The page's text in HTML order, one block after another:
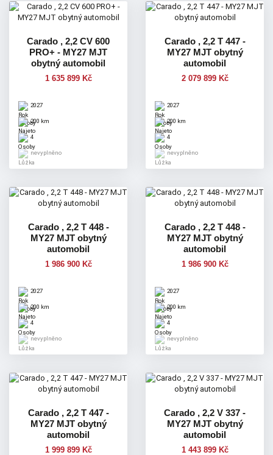
Carado , 2,2 CV 600
PRO+ - MY27 MJT
obytný automobil
1 635 899 Kč
2027
200 km
4
nevyplněno
Carado , 2,2 T 447 -
MY27 MJT obytný
automobil
2 079 899 Kč
2027
200 km
4
nevyplněno
Carado , 2,2 T 448 -
MY27 MJT obytný
automobil
1 986 900 Kč
2027
200 km
4
nevyplněno
Carado , 2,2 T 448 -
MY27 MJT obytný
automobil
1 986 900 Kč
2027
200 km
4
nevyplněno
Carado , 2,2 T 447 -
MY27 MJT obytný
automobil
1 999 899 Kč
Carado , 2,2 V 337 -
MY27 MJT obytný
automobil
1 443 899 Kč